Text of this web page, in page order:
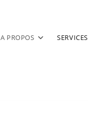
A PROPOS SERVICES